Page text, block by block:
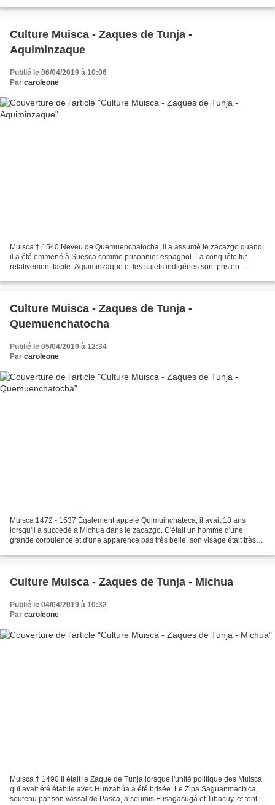
Culture Muisca - Zaques de Tunja -
Aquiminzaque
Publié le 06/04/2019 à 10:06
Par caroleone
Muisca † 1540 Neveu de Quemuenchatocha, il a assumé le zacazgo quand
il a été emmené à Suesca comme prisonnier espagnol. La conquête fut
relativement facile. Aquiminzaque et les sujets indigènes sont pris en
Culture Muisca - Zaques de Tunja -
Quemuenchatocha
Publié le 05/04/2019 à 12:34
Par caroleone
Muisca 1472 - 1537 Également appelé Quimuinchateca, il avait 18 ans
lorsqu'il a succédé à Michua dans le zacazgo. C'était un homme d'une
grande corpulence et d'une apparence pas très belle, son visage était très
Culture Muisca - Zaques de Tunja - Michua
Publié le 04/04/2019 à 10:32
Par caroleone
Muisca † 1490 Il était le Zaque de Tunja lorsque l'unité politique des Muisca
qui avait été établie avec Hunzahúa a été brisée. Le Zipa Saguanmachica,
soutenu par son vassal de Pasca, a soumis Fusagasugá et Tibacuy, et tenta